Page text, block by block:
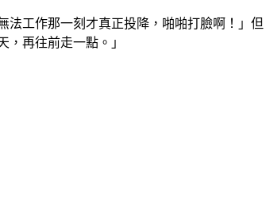
法工作那一刻才真正投降，啪啪打臉啊！」但
再往前走一點。」